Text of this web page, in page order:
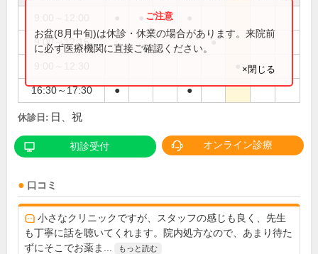
●
9:00～12:15 ●
16:30～17:30 ● ●
お盆(8月中旬)は休診・休業の場合があります。来院前
に必ず医療機関に直接ご確認ください。
×閉じる
休診日: 日、祝
初診受付 オンライン診療
口コミ
小さなクリニックですが、スタッフの感じも良く、先生
も丁寧に話を聴いてくれます。院内処方なので、あまり待た
ずにそこでお薬ま...
もっと読む